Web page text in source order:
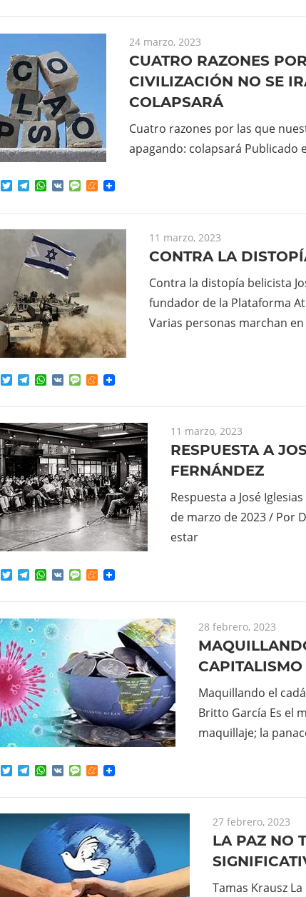
24 marzo, 2023
CUATRO RAZONES
CIVILIZACIÓN NO SE
COLAPSARÁ
Cuatro razones por las que
apagando: colapsará Publicado
Facebook
TwitterTelegram
WhatsApp
VK MessageMeneame
11 marzo, 2023
CONTRA LA
Contra la distopía belicista
fundador de la Plataforma
Varias personas marchan en
Facebook
TwitterTelegram
WhatsApp
VK MessageMeneame
11 marzo, 2023
RESPUESTA A
FERNÁNDEZ
Respuesta a José
de marzo de 2023 / Por
estar
Facebook
TwitterTelegram
WhatsApp
VK MessageMeneame
28 febrero, 2023
CAPITALISMO
Maquillando el
Britto García Es el
maquillaje; la
Facebook
TwitterTelegram
WhatsApp
VK MessageMeneame
27 febrero, 2023
LA PAZ NO
Tamas Krausz